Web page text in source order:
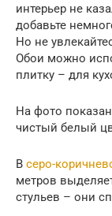
интерьер не
добавьте
Но не
Обои можно
плитку – для
На фото
чистый белый
В серо-
метров
стульев – они